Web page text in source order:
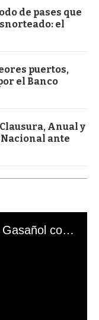
de pases que
el
puertos,
el Banco
Anual y
ante
El mal momento de Yanina Gasañol con un hincha argentino en "Subrayado"